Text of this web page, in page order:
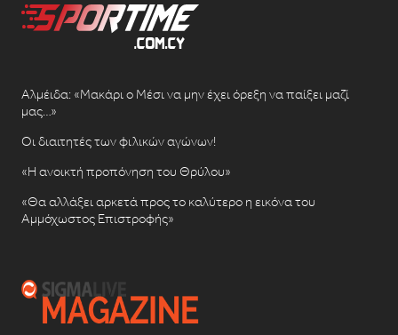
Αλμέιδα: «Μακάρι ο Μέσι να μην έχει όρεξη να παίξει μαζί
μας…»
Οι διαιτητές των φιλικών αγώνων!
«Η ανοικτή προπόνηση του Θρύλου»
«Θα αλλάξει αρκετά προς το καλύτερο η εικόνα του
Αμμόχωστος Επιστροφής»